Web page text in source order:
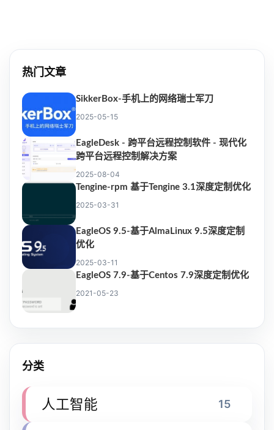
热门文章
SikkerBox-手机上的网络瑞士军刀
2025-05-15
EagleDesk - 跨平台远程控制软件 - 现代化
跨平台远程控制解决方案
2025-08-04
Tengine-rpm 基于Tengine 3.1深度定制优化
2025-03-31
EagleOS 9.5-基于AlmaLinux 9.5深度定制
优化
2025-03-11
EagleOS 7.9-基于Centos 7.9深度定制优化
2021-05-23
分类
人工智能 15